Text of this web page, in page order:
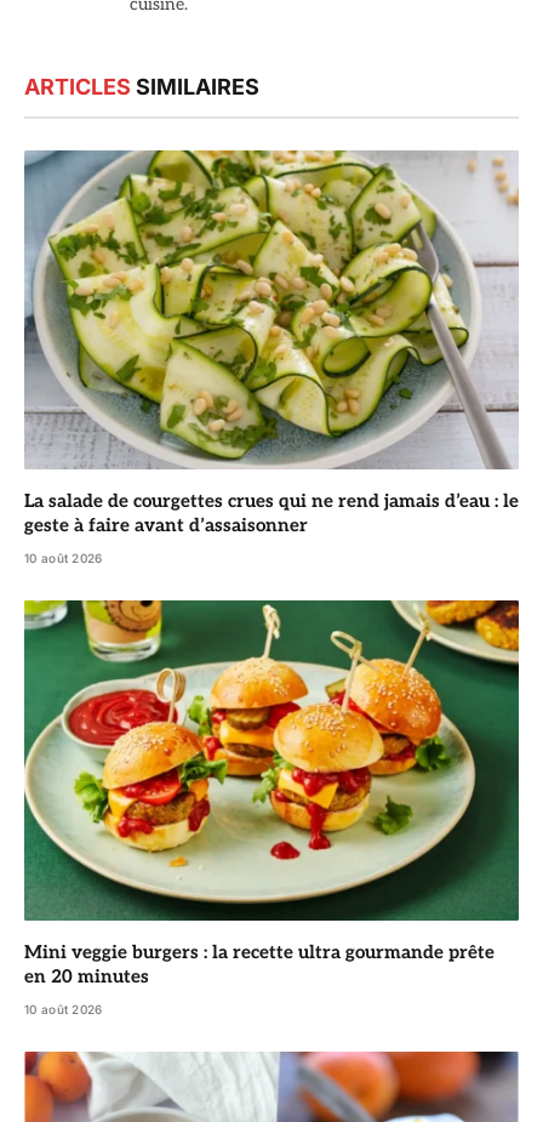
cuisine.
ARTICLES SIMILAIRES
La salade de courgettes crues qui ne rend jamais d’eau : le
geste à faire avant d’assaisonner
10 août 2026
Mini veggie burgers : la recette ultra gourmande prête
en 20 minutes
10 août 2026